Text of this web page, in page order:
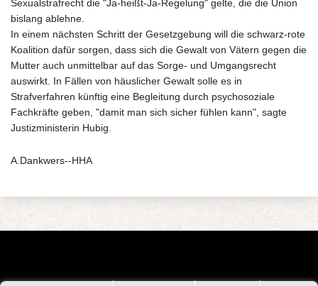
Sexualstrafrecht die "Ja-heißt-Ja-Regelung" gelte, die die Union
bislang ablehne.
In einem nächsten Schritt der Gesetzgebung will die schwarz-rote
Koalition dafür sorgen, dass sich die Gewalt von Vätern gegen die
Mutter auch unmittelbar auf das Sorge- und Umgangsrecht
auswirkt. In Fällen von häuslicher Gewalt solle es in
Strafverfahren künftig eine Begleitung durch psychosoziale
Fachkräfte geben, "damit man sich sicher fühlen kann", sagte
Justizministerin Hubig.
A.Dankwers--HHA